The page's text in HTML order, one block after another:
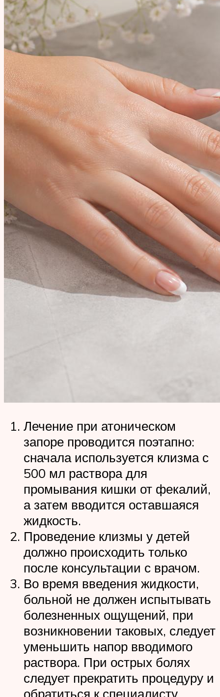
Лечение при атоническом
запоре проводится поэтапно:
сначала используется клизма с
500 мл раствора для
промывания кишки от фекалий,
а затем вводится оставшаяся
жидкость.
Проведение клизмы у детей
должно происходить только
после консультации с врачом.
Во время введения жидкости,
больной не должен испытывать
болезненных ощущений, при
возникновении таковых, следует
уменьшить напор вводимого
раствора. При острых болях
следует прекратить процедуру и
обратиться к специалисту.